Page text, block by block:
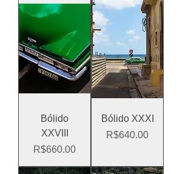
Bólido
XXVIII
Price
R$660.00
Bólido XXXI
Price
R$640.00